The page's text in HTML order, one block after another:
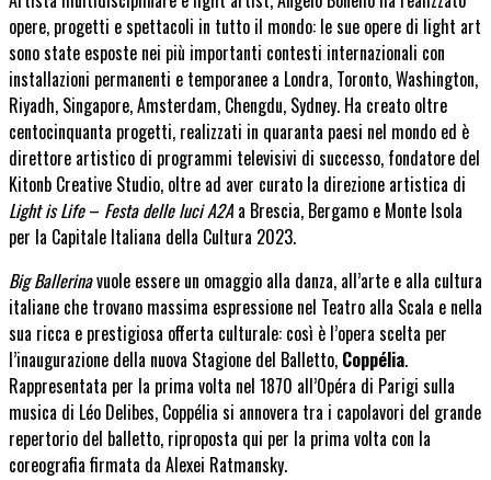
opere, progetti e spettacoli in tutto il mondo: le sue opere di light art
sono state esposte nei più importanti contesti internazionali con
installazioni permanenti e temporanee a Londra, Toronto, Washington,
Riyadh, Singapore, Amsterdam, Chengdu, Sydney. Ha creato oltre
centocinquanta progetti, realizzati in quaranta paesi nel mondo ed è
direttore artistico di programmi televisivi di successo, fondatore del
Kitonb Creative Studio, oltre ad aver curato la direzione artistica di
Light is Life– Festa delle luci A2A a Brescia, Bergamo e Monte Isola
per la Capitale Italiana della Cultura 2023.
Big Ballerinavuole essere un omaggio alla danza, all’arte e alla cultura
italiane che trovano massima espressione nel Teatro alla Scala e nella
sua ricca e prestigiosa offerta culturale: così è l’opera scelta per
l’inaugurazione della nuova Stagione del Balletto, Coppélia.
Rappresentata per la prima volta nel 1870 all’Opéra di Parigi sulla
musica di Léo Delibes, Coppélia si annovera tra i capolavori del grande
repertorio del balletto, riproposta qui per la prima volta con la
coreografia firmata da Alexei Ratmansky.